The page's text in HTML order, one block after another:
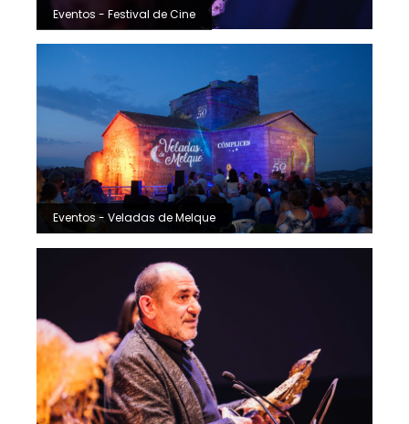
Eventos - Festival de Cine
Eventos - Veladas de Melque